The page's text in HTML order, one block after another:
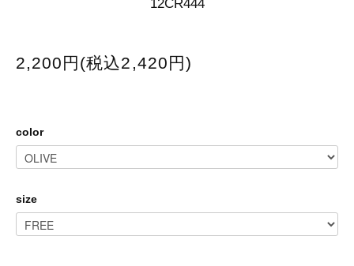
12CR444
2,200円(税込2,420円)
color
size